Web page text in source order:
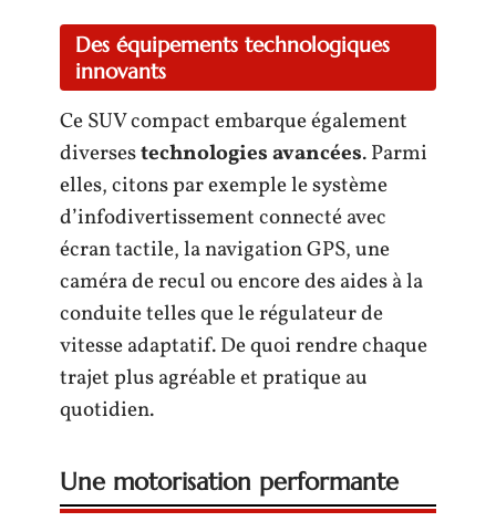
Des équipements technologiques
innovants
Ce SUV compact embarque également
diversestechnologies avancées. Parmi
elles, citons par exemple le système
d’infodivertissement connecté avec
écran tactile, la navigation GPS, une
caméra de recul ou encore des aides à la
conduite telles que le régulateur de
vitesse adaptatif. De quoi rendre chaque
trajet plus agréable et pratique au
quotidien.
Une motorisation performante